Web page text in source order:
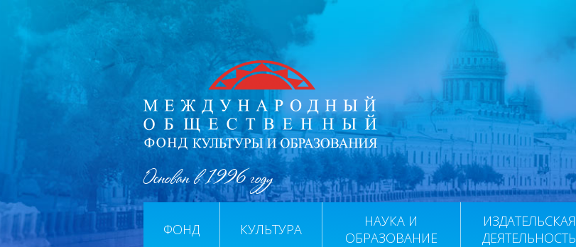
Основан в 1996 году
ФОНД КУЛЬТУРА
НАУКА И
ОБРАЗОВАНИЕ
ИЗДАТЕЛЬСКАЯ
ДЕЯТЕЛЬНОСТЬ